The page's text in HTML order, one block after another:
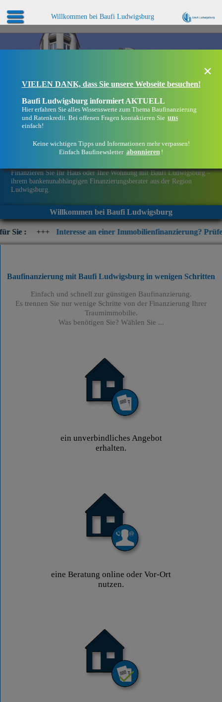
Willkommen bei Baufi Ludwigsburg
Finanzieren Sie Ihr Haus oder Ihre Wohnung mit Baufi Ludwigsburg –
ihrem bankenunabhängigen Finanzierungsberater aus der Region
Ludwigsburg.
Willkommen bei Baufi Ludwigsburg
Interesse an einer Immobilienfinanzierung? Prüfen Sie jetzt
×
VIELEN DANK, dass Sie unsere Webseite besuchen!
Baufi Ludwigsburg informiert AKTUELL
Hier erfahren Sie alles Wissenswerte zum Thema Baufinanzierung
und Ratenkredit. Bei offenen Fragen kontaktieren Sie uns
einfach!
Keine wichtigen Tipps und Informationen mehr verpassen!
Einfach Baufinewsletter abonnieren !
Baufinanzierung mit Baufi Ludwigsburg in wenigen Schritten
Einfach und schnell zur günstigen Baufinanzierung.
Es trennen Sie nur wenige Schritte von der Finanzierung Ihrer
Traumimmobilie.
Was benötigen Sie? Wählen Sie ...
ein unverbindliches Angebot
erhalten.
eine Beratung online oder Vor-Ort
nutzen.